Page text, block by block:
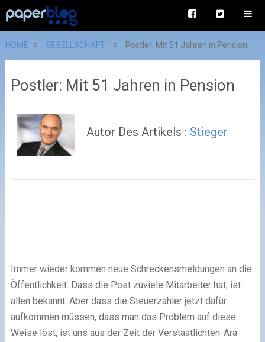
HOME GESELLSCHAFT Postler: Mit 51 Jahren in Pension
Postler: Mit 51 Jahren in Pension
Autor Des Artikels : Stieger
Immer wieder kommen neue Schreckensmeldungen an die
Öffentlichkeit. Dass die Post zuviele Mitarbeiter hat, ist
allen bekannt. Aber dass die Steuerzahler jetzt dafür
aufkommen müssen, dass man das Problem auf diese
Weise löst, ist uns aus der Zeit der Verstaatlichten-Ära